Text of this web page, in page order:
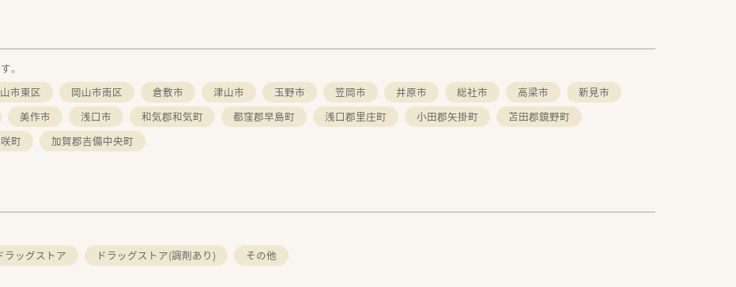
。
市東区 岡山市南区 倉敷市 津山市 玉野市 笠岡市 井原市 総社市 高梁市
新見市
美作市 浅口市 和気郡和気町 都窪郡早島町 浅口郡里庄町 小田郡矢掛町
苫田郡鏡野町
町 加賀郡吉備中央町
ラッグストア ドラッグストア(調剤あり) その他